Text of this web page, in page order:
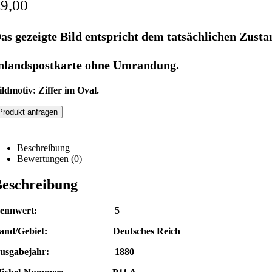
9,00
gezeigte Bild entspricht dem tatsächlichen
ohne Umrandung.
Ziffer im Oval.
anfragen
Beschreibung
Bewertungen (0)
5
Gebiet: Deutsches Reich
1880